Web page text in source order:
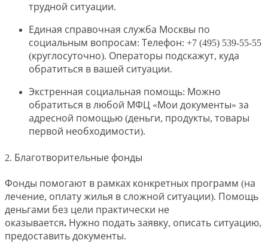
трудной ситуации.
Единая справочная служба Москвы по
социальным вопросам: Телефон: +7 (495) 539-55-55
(круглосуточно). Операторы подскажут, куда
обратиться в вашей ситуации.
Экстренная социальная помощь: Можно
обратиться в любой МФЦ «Мои документы» за
адресной помощью (деньги, продукты, товары
первой необходимости).
2. Благотворительные фонды
Фонды помогают в рамках конкретных программ (на
лечение, оплату жилья в сложной ситуации). Помощь
деньгами без цели практически не
оказывается. Нужно подать заявку, описать ситуацию,
предоставить документы.